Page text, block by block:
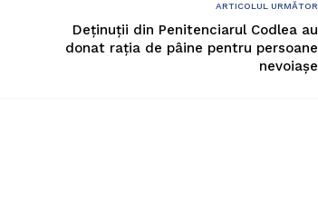
ARTICOLUL URMĂTOR
Deținuții din Penitenciarul Codlea au
donat rația de pâine pentru persoane
nevoiașe